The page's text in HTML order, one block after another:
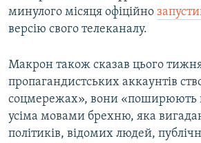
минулого місяця офіційно
версію свого телеканалу.
Макрон також сказав цього
пропагандистських аккаунтів
соцмережах», вони «поширюють
усіма мовами брехню, яка
політиків, відомих людей,